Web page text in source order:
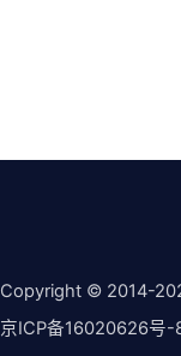
Copyright © 2014-
京ICP备16020626号-